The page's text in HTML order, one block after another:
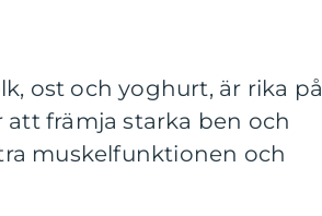
ost och yoghurt, är rika på
främja starka ben och
muskelfunktionen och